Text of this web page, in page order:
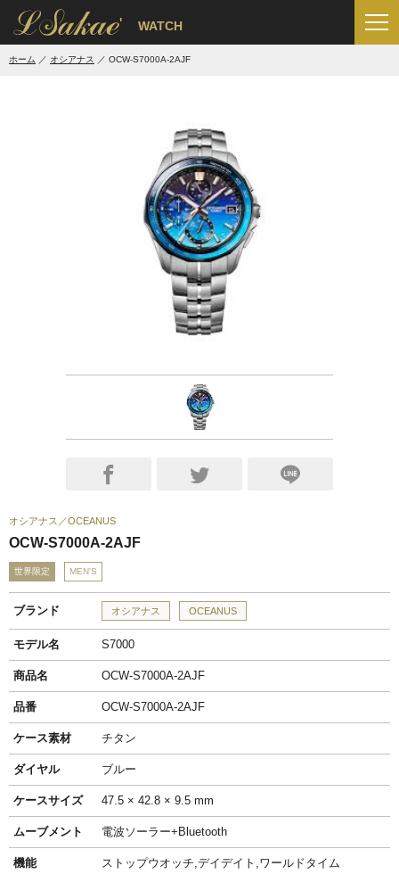
' WATCH
ホーム オシアナス OCW-S7000A-2AJF
オシアナス OCEANUS
OCW-S7000A-2AJF
世界限定 MEN'S
ブランド オシアナス OCEANUS
モデル名 S7000
商品名 OCW-S7000A-2AJF
品番 OCW-S7000A-2AJF
ケース素材 チタン
ダイヤル ブルー
ケースサイズ 47.5 × 42.8 × 9.5 mm
ムーブメント 電波ソーラー+Bluetooth
機能 ストップウオッチ,デイデイト,ワールドタイム